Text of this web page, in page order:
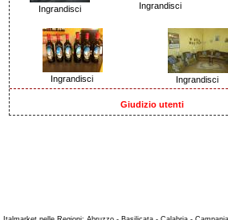
Ingrandisci Ingrandisci
Ingrandisci Ingrandisci
Giudizio utenti